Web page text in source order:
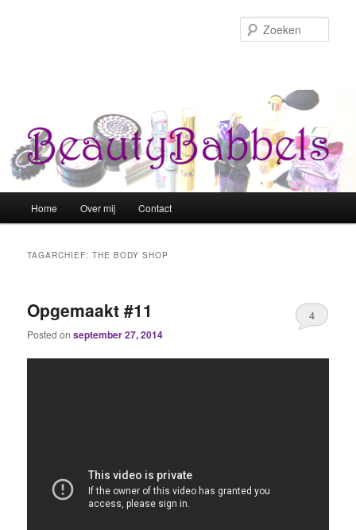
Spring naar de primaire inhoud
Spring naar de secundaire inhoud
Home Over mij Contact
TAGARCHIEF:THE BODY SHOP
Opgemaakt #11
Posted onseptember 27, 2014
4